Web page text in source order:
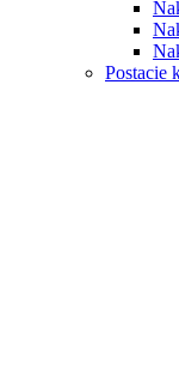
Postacie